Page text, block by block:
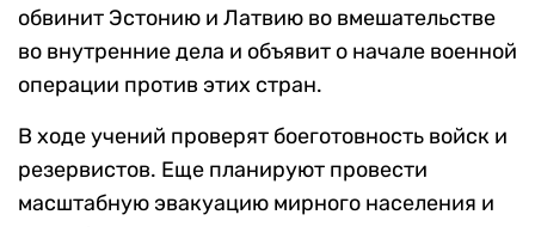
обвинит Эстонию и Латвию во вмешательстве
во внутренние дела и объявит о начале военной
операции против этих стран.
В ходе учений проверят боеготовность войск и
резервистов. Еще планируют провести
масштабную эвакуацию мирного населения и